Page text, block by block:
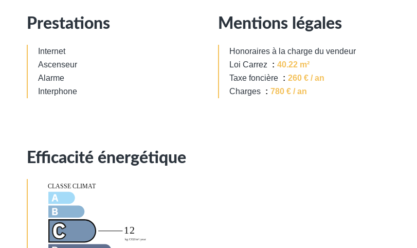
Prestations
Internet
Ascenseur
Alarme
Interphone
Mentions légales
Honoraires à la charge du vendeur
Loi Carrez
40.22 m²
Taxe foncière
260 € / an
Charges
780 € / an
Efficacité énergétique